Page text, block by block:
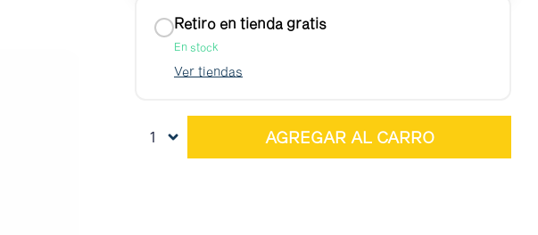
Llega mañana RMRetiro en tienda gratis
En stock
Ver tiendas
1 AGREGAR AL CARRO